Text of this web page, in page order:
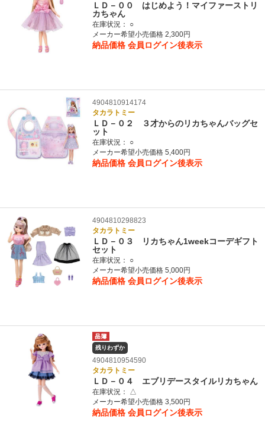
ＬＤ－００ はじめよう！マイファーストリ
カちゃん
在庫状況：
○
メーカー希望小売価格 2,300円
納品価格 会員ログイン後表示
4904810914174
タカラトミー
ＬＤ－０２ ３才からのリカちゃんバッグセ
ット
在庫状況：
○
メーカー希望小売価格 5,400円
納品価格 会員ログイン後表示
4904810298823
タカラトミー
ＬＤ－０３ リカちゃん1weekコーデギフト
セット
在庫状況：
○
メーカー希望小売価格 5,000円
納品価格 会員ログイン後表示
残りわずか
4904810954590
タカラトミー
ＬＤ－０４ エブリデースタイルリカちゃん
在庫状況：
△
メーカー希望小売価格 3,500円
納品価格 会員ログイン後表示